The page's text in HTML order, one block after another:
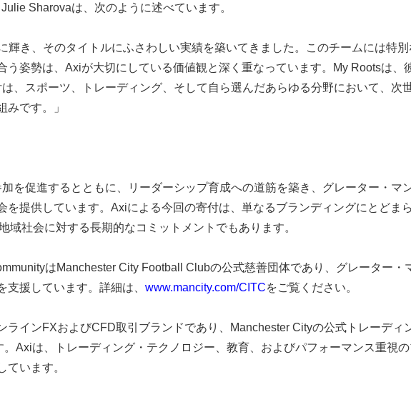
Sharovaは、次のように述べています。
輝き、そのタイトルにふさわしい実績を築いてきました。このチームには特
う姿勢は、Axiが大切にしている価値観と深く重なっています。My Rootsは、
、スポーツ、トレーディング、そして自ら選んだあらゆる分野において、次
です。」
を促進するとともに、リーダーシップ育成への道筋を築き、グレーター・マ
を提供しています。Axiによる今回の寄付は、単なるブランディングにとどま
域社会に対する長期的なコミットメントでもあります。
はManchester City Football Clubの公式慈善団体であり、グレーター・
援しています。詳細は、 www.mancity.com/CITCをご覧ください。
ラインFXおよびCFD取引ブランドであり、Manchester Cityの公式トレーディ
Axiは、トレーディング・テクノロジー、教育、およびパフォーマンス重視
います。